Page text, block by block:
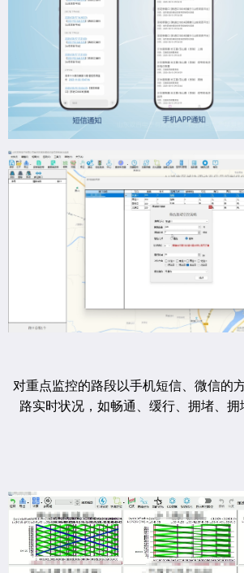
对重点监控的路段以手机短信、微信的
路实时状况，如畅通、缓行、拥堵、拥